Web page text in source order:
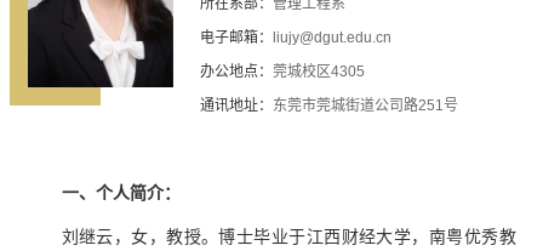
所在系部： 管理工程系
电子邮箱： liujy@dgut.edu.cn
办公地点： 莞城校区4305
通讯地址： 东莞市莞城街道公司路251号
一、个人简介：
刘继云，女，教授。博士毕业于江西财经大学，南粤优秀教